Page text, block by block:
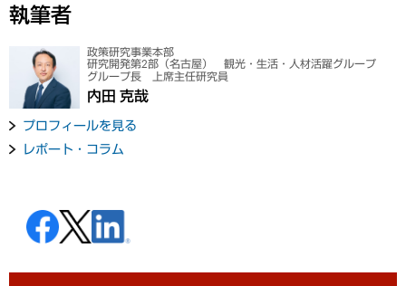
執筆者
政策研究事業本部
研究開発第2部（名古屋） 観光・生活・人材活躍グループ
グループ長 上席主任研究員
内田 克哉
プロフィールを見る
レポート・コラム